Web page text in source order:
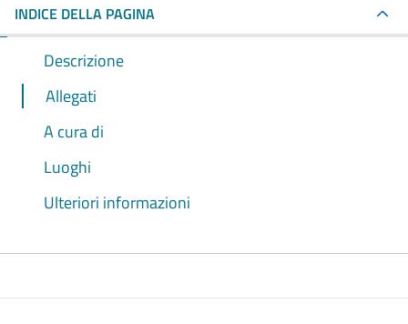
INDICE DELLA PAGINA
Descrizione
Allegati
A cura di
Luoghi
Ulteriori informazioni